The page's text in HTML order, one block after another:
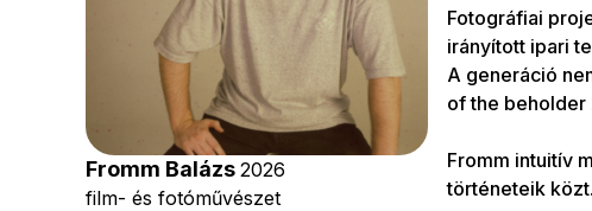
Fromm Balázs 2026
film- és fotóművészet
Fotográfiai
irányított ipari
A generáció
of the
Fromm intuitív
történeteik közt.